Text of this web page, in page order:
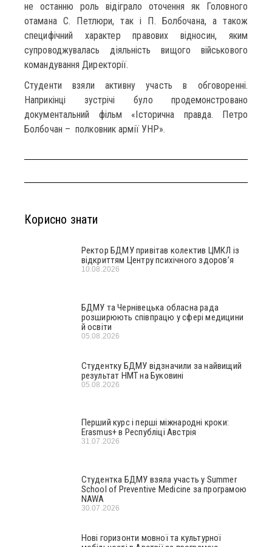
не останню роль відіграло оточення як Головного
отамана С. Петлюри, так і П. Болбочана, а також
специфічний характер правових відносин, яким
супроводжувалась діяльність вищого військового
командування Директорії.
Студенти взяли активну участь в обговоренні.
Наприкінці зустрічі було продемонстровано
документальний фільм «Історична правда. Петро
Болбочан – полковник армії УНР».
Корисно знати
Ректор БДМУ привітав колектив ЦМКЛ із
відкриттям Центру психічного здоров’я
10.08.2026
БДМУ та Чернівецька обласна рада
розширюють співпрацю у сфері медицини
й освіти
05.08.2026
Студентку БДМУ відзначили за найвищий
результат НМТ на Буковині
05.08.2026
Перший курс і перші міжнародні кроки:
Erasmus+ в Республіці Австрія
31.07.2026
Студентка БДМУ взяла участь у Summer
School of Preventive Medicine за програмою
NAWA
30.07.2026
Нові горизонти мовної та культурної